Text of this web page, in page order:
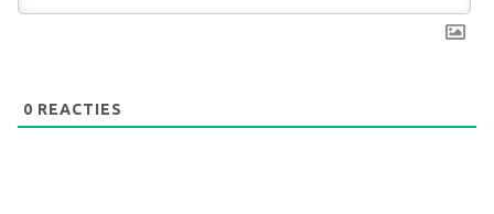
0 REACTIES